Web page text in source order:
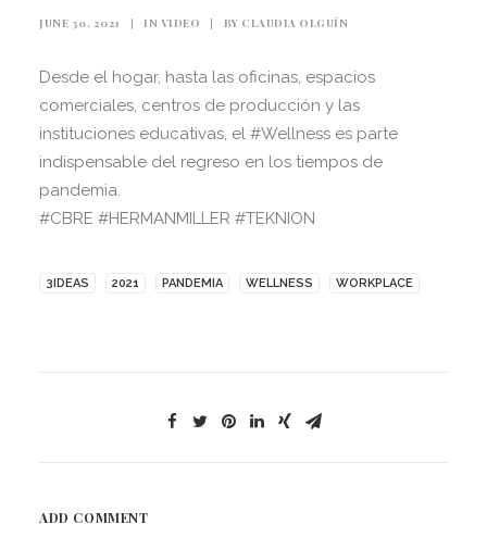
JUNE 30, 2021 | IN VIDEO | BY CLAUDIA OLGUÍN
Desde el hogar, hasta las oficinas, espacios
comerciales, centros de producción y las
instituciones educativas, el #Wellness es parte
indispensable del regreso en los tiempos de
pandemia.
#CBRE #HERMANMILLER #TEKNION
3IDEAS 2021 PANDEMIA WELLNESS WORKPLACE
ADD COMMENT